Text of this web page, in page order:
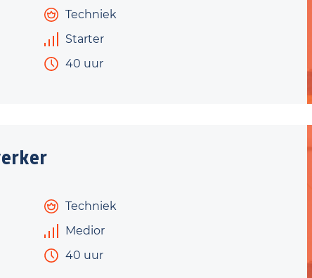
Techniek
Starter
40 uur
Techniek
Medior
40 uur